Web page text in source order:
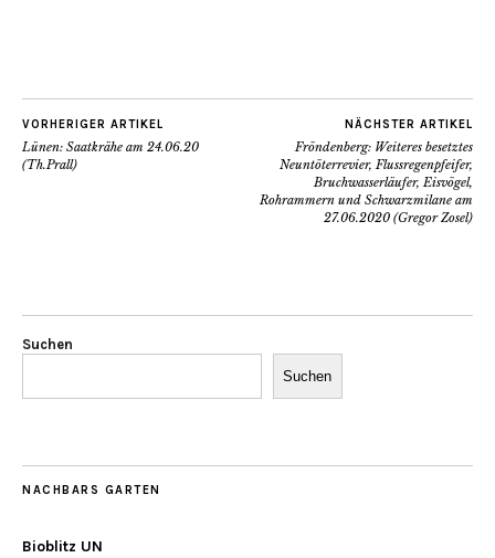
VORHERIGER ARTIKEL
Lünen: Saatkrähe am 24.06.20
(Th.Prall)
NÄCHSTER ARTIKEL
Fröndenberg: Weiteres besetztes
Neuntöterrevier, Flussregenpfeifer,
Bruchwasserläufer, Eisvögel,
Rohrammern und Schwarzmilane am
27.06.2020 (Gregor Zosel)
Suchen
Suchen
NACHBARS GARTEN
Bioblitz UN